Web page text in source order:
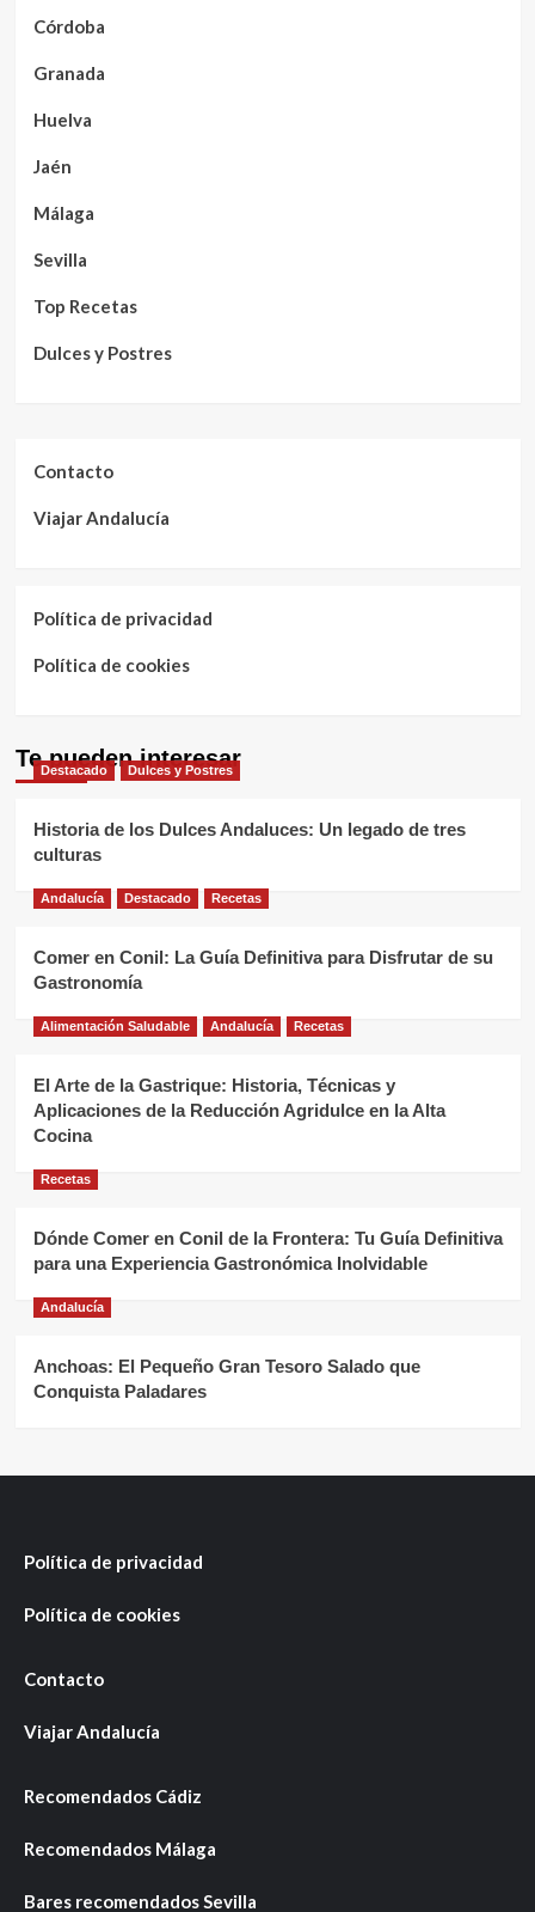
Córdoba
Granada
Huelva
Jaén
Málaga
Sevilla
Top Recetas
Dulces y Postres
Contacto
Viajar Andalucía
Política de privacidad
Política de cookies
Te pueden interesar
Destacado Dulces y Postres
Historia de los Dulces Andaluces: Un legado de tres
culturas
Andalucía Destacado Recetas
Comer en Conil: La Guía Definitiva para Disfrutar de su
Gastronomía
Alimentación Saludable Andalucía Recetas
El Arte de la Gastrique: Historia, Técnicas y
Aplicaciones de la Reducción Agridulce en la Alta
Cocina
Recetas
Dónde Comer en Conil de la Frontera: Tu Guía Definitiva
para una Experiencia Gastronómica Inolvidable
Andalucía
Anchoas: El Pequeño Gran Tesoro Salado que
Conquista Paladares
Política de privacidad
Política de cookies
Contacto
Viajar Andalucía
Recomendados Cádiz
Recomendados Málaga
Bares recomendados Sevilla